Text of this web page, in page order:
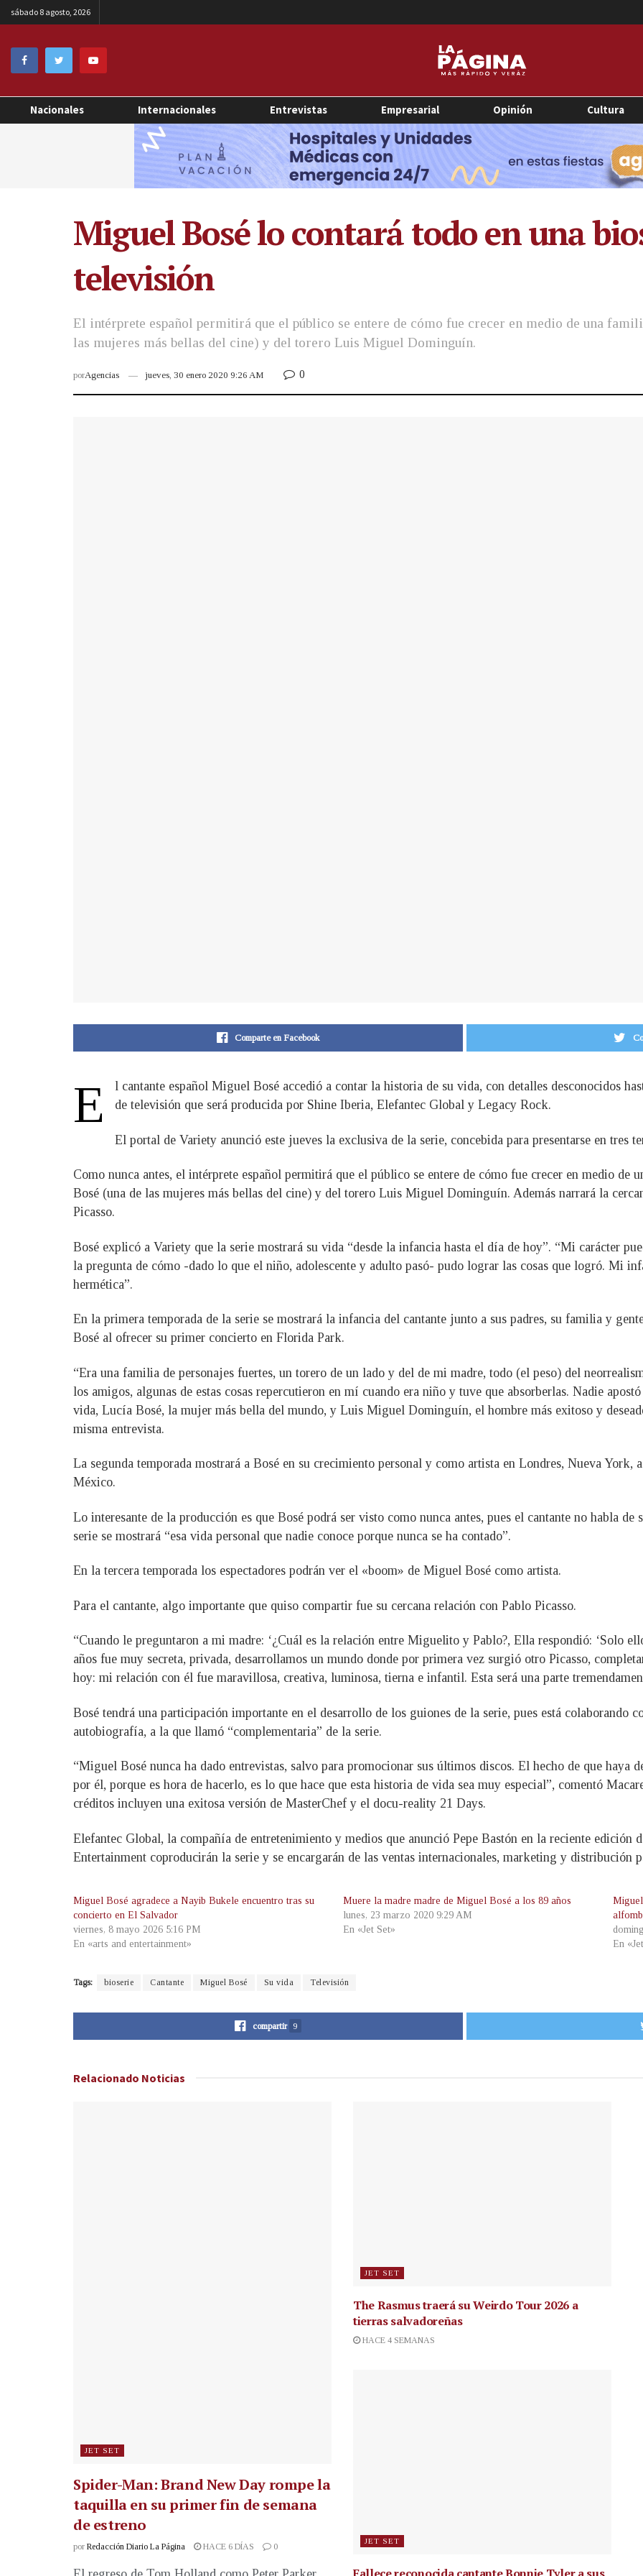
sábado 8 agosto, 2026
Nacionales Internacionales Entrevistas Empresarial Opinión Cultura
Miguel Bosé lo contará todo en una
televisión
El intérprete español permitirá que el público se entere de cómo fue crecer en medio de una
las mujeres más bellas del cine) y del torero Luis Miguel Dominguín.
porAgencias jueves, 30 enero 2020 9:26 AM 0
Comparte en Facebook
E
l cantante español Miguel Bosé accedió a contar la historia de su vida, con detalles desconocidos
de televisión que será producida por Shine Iberia, Elefantec Global y Legacy Rock.
El portal de Variety anunció este jueves la exclusiva de la serie, concebida para presentarse en tres
Como nunca antes, el intérprete español permitirá que el público se entere de cómo fue crecer en medio de
Bosé (una de las mujeres más bellas del cine) y del torero Luis Miguel Dominguín. Además narrará la
Picasso.
Bosé explicó a Variety que la serie mostrará su vida “desde la infancia hasta el día de hoy”. “Mi carácter
la pregunta de cómo -dado lo que el niño, adolescente y adulto pasó- pudo lograr las cosas que logró. Mi
hermética”.
En la primera temporada de la serie se mostrará la infancia del cantante junto a sus padres, su familia y
Bosé al ofrecer su primer concierto en Florida Park.
“Era una familia de personajes fuertes, un torero de un lado y del de mi madre, todo (el peso) del
los amigos, algunas de estas cosas repercutieron en mí cuando era niño y tuve que absorberlas. Nadie
vida, Lucía Bosé, la mujer más bella del mundo, y Luis Miguel Dominguín, el hombre más exitoso y
misma entrevista.
La segunda temporada mostrará a Bosé en su crecimiento personal y como artista en Londres, Nueva York,
México.
Lo interesante de la producción es que Bosé podrá ser visto como nunca antes, pues el cantante no habla de
serie se mostrará “esa vida personal que nadie conoce porque nunca se ha contado”.
En la tercera temporada los espectadores podrán ver el «boom» de Miguel Bosé como artista.
Para el cantante, algo importante que quiso compartir fue su cercana relación con Pablo Picasso.
“Cuando le preguntaron a mi madre: ‘¿Cuál es la relación entre Miguelito y Pablo?, Ella respondió: ‘Solo
años fue muy secreta, privada, desarrollamos un mundo donde por primera vez surgió otro Picasso,
hoy: mi relación con él fue maravillosa, creativa, luminosa, tierna e infantil. Esta será una parte
Bosé tendrá una participación importante en el desarrollo de los guiones de la serie, pues está colaborando
autobiografía, a la que llamó “complementaria” de la serie.
“Miguel Bosé nunca ha dado entrevistas, salvo para promocionar sus últimos discos. El hecho de que haya
por él, porque es hora de hacerlo, es lo que hace que esta historia de vida sea muy especial”, comentó
créditos incluyen una exitosa versión de MasterChef y el docu-reality 21 Days.
Elefantec Global, la compañía de entretenimiento y medios que anunció Pepe Bastón en la reciente edición
Entertainment coproducirán la serie y se encargarán de las ventas internacionales, marketing y
Miguel Bosé agradece a Nayib Bukele encuentro tras su
concierto en El Salvador
viernes, 8 mayo 2026 5:16 PM
En «arts and entertainment»
Muere la madre madre de Miguel Bosé a los 89 años
lunes, 23 marzo 2020 9:29 AM
En «Jet Set»
En
Tags: bioserie Cantante Miguel Bosé Su vida Televisión
compartir 9
Relacionado Noticias
JET SET
Spider-Man: Brand New Day rompe la
taquilla en su primer fin de semana
de estreno
por Redacción Diario La Página HACE 6 DÍAS 0
JET SET
The Rasmus traerá su Weirdo Tour 2026 a
tierras salvadoreñas
HACE 4 SEMANAS
JET SET